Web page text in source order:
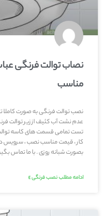
نصاب توالت فرنگی
مناسب
نصب توالت فرنگی به صورت کاملا
عدم نشت آب کثیف از زیر توالت
تست تمامی قسمت های کاسه
کار ، قیمت مناسب نصب ، سرویس
بصورت شبانه روزی . با ما تماس
ادامه مطلب نصب فرنگی »